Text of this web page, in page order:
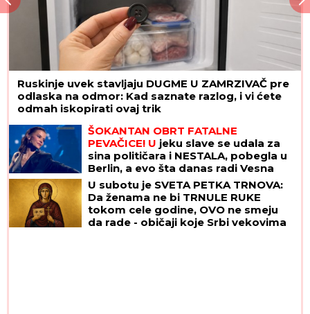
Ruskinje uvek stavljaju DUGME U ZAMRZIVAČ pre
odlaska na odmor: Kad saznate razlog, i vi ćete
odmah iskopirati ovaj trik
ŠOKANTAN OBRT FATALNE
PEVAČICE! U jeku slave se udala za
sina političara i NESTALA, pobegla u
Berlin, a evo šta danas radi Vesna
Pisarović
U subotu je SVETA PETKA TRNOVA:
Da ženama ne bi TRNULE RUKE
tokom cele godine, OVO ne smeju
da rade - običaji koje Srbi vekovima